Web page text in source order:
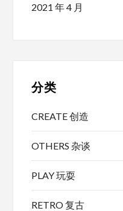
2021 年 4 月
分类
CREATE 创造
OTHERS 杂谈
PLAY 玩耍
RETRO 复古